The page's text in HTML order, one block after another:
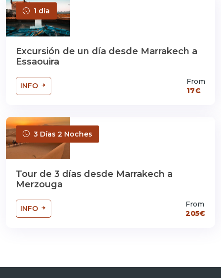
1 día
Excursión de un día desde Marrakech a
Essaouira
INFO
From
17€
3 Días 2 Noches
Tour de 3 días desde Marrakech a
Merzouga
INFO
From
205€